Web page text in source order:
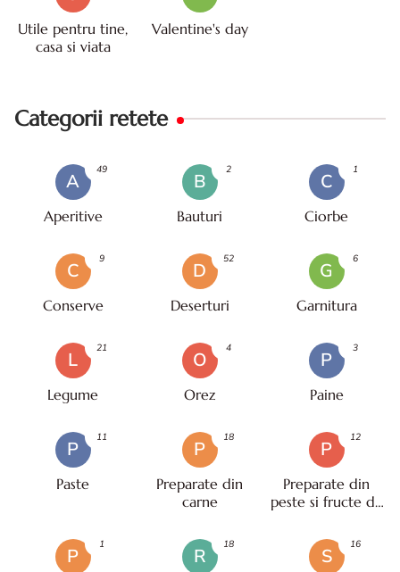
Utile pentru tine,
casa si viata
Valentine's day
Categorii retete
A
Aperitive
49
B
Bauturi
2
C
Ciorbe
1
C
Conserve
9
D
Deserturi
52
G
Garnitura
6
L
Legume
21
O
Orez
4
P
Paine
3
P
Paste
11
P
Preparate din
carne
18
P
Preparate din
peste si fructe de
12
P
1
R
18
S
16